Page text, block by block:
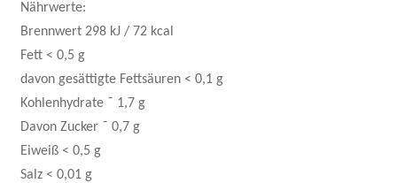
Nährwerte:
Brennwert 298 kJ / 72 kcal
Fett < 0,5 g
davon gesättigte Fettsäuren < 0,1 g
Kohlenhydrate ˜ 1,7 g
Davon Zucker ˜ 0,7 g
Eiweiß < 0,5 g
Salz < 0,01 g